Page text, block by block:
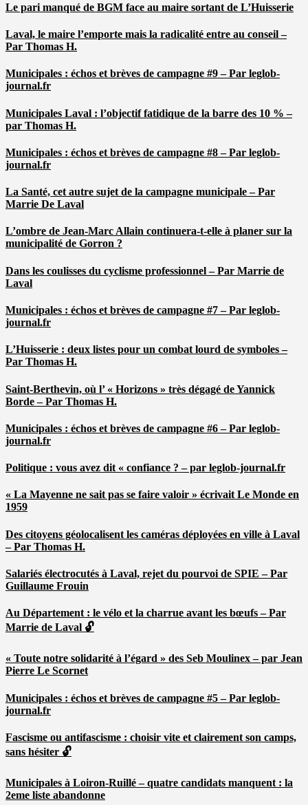
Le pari manqué de BGM face au maire sortant de L’Huisserie
Laval, le maire l’emporte mais la radicalité entre au conseil –
Par Thomas H.
Municipales : échos et brèves de campagne #9 – Par leglob-
journal.fr
Municipales Laval : l’objectif fatidique de la barre des 10 % –
par Thomas H.
Municipales : échos et brèves de campagne #8 – Par leglob-
journal.fr
La Santé, cet autre sujet de la campagne municipale – Par
Marrie De Laval
L’ombre de Jean-Marc Allain continuera-t-elle à planer sur la
municipalité de Gorron ?
Dans les coulisses du cyclisme professionnel – Par Marrie de
Laval
Municipales : échos et brèves de campagne #7 – Par leglob-
journal.fr
L’Huisserie : deux listes pour un combat lourd de symboles –
Par Thomas H.
Saint-Berthevin, où l’ « Horizons » très dégagé de Yannick
Borde – Par Thomas H.
Municipales : échos et brèves de campagne #6 – Par leglob-
journal.fr
Politique : vous avez dit « confiance ? – par leglob-journal.fr
« La Mayenne ne sait pas se faire valoir » écrivait Le Monde en
1959
Des citoyens géolocalisent les caméras déployées en ville à Laval
– Par Thomas H.
Salariés électrocutés à Laval, rejet du pourvoi de SPIE – Par
Guillaume Frouin
Au Département : le vélo et la charrue avant les bœufs – Par
Marrie de Laval 🔓
« Toute notre solidarité à l’égard » des Seb Moulinex – par Jean
Pierre Le Scornet
Municipales : échos et brèves de campagne #5 – Par leglob-
journal.fr
Fascisme ou antifascisme : choisir vite et clairement son camps,
sans hésiter 🔓
Municipales à Loiron-Ruillé – quatre candidats manquent : la
2eme liste abandonne